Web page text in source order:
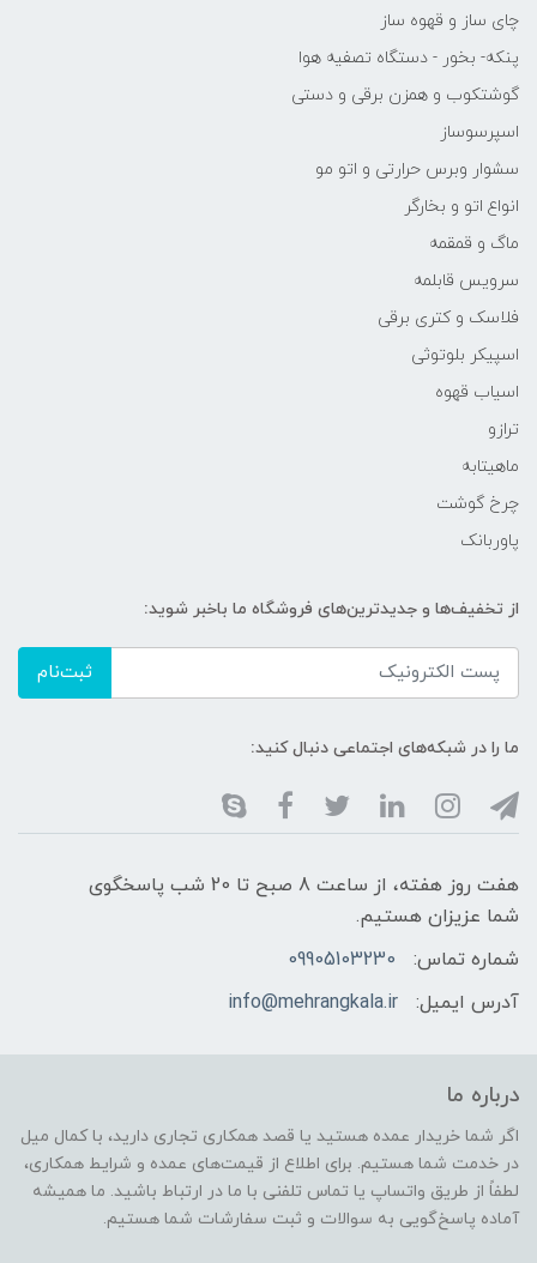
چای ساز و قهوه ساز
پنکه- بخور - دستگاه تصفیه هوا
گوشتکوب و همزن برقی و دستی
اسپرسوساز
سشوار وبرس حرارتی و اتو مو
انواع اتو و بخارگر
ماگ و قمقمه
سرویس قابلمه
فلاسک و کتری برقی
اسپیکر بلوتوثی
اسیاب قهوه
ترازو
ماهیتابه
چرخ گوشت
پاوربانک
از تخفیف‌ها و جدیدترین‌های فروشگاه ما باخبر شوید:
ثبت‌نام
ما را در شبکه‌های اجتماعی دنبال کنید:
هفت روز هفته، از ساعت 8 صبح تا 20 شب پاسخگوی
شما عزیزان هستیم.
شماره تماس:
09905103230
آدرس ایمیل:
info@mehrangkala.ir
درباره ما
اگر شما خریدار عمده هستید یا قصد همکاری تجاری دارید، با کمال میل
در خدمت شما هستیم. برای اطلاع از قیمت‌های عمده و شرایط همکاری،
لطفاً از طریق واتساپ یا تماس تلفنی با ما در ارتباط باشید. ما همیشه
آماده پاسخ‌گویی به سوالات و ثبت سفارشات شما هستیم.